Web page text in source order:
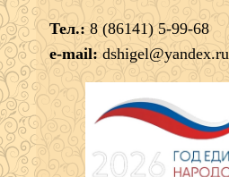
Тел.: 8 (86141) 5-99-68
e-mail: dshigel@yandex.ru